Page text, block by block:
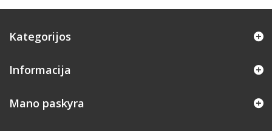
Kategorijos
Informacija
Mano paskyra